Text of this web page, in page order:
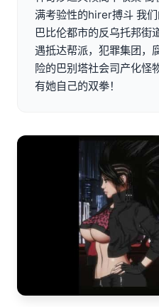
满考验性的hirer搏斗 我
巴比伦都市的反乌托邦街
遇抵达帮派，犯罪集团，
险的巴别塔社会司产化怪
有她自己的双拳！